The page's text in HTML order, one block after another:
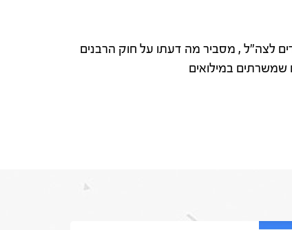
לצה"ל , מסביר מה דעתו על חוק הרבנים
שמשרתים במילואים